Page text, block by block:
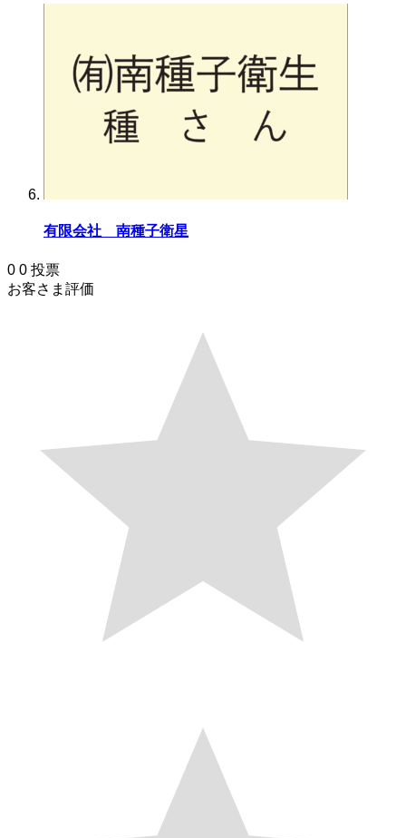
有限会社 南種子衛星
0 0 投票
お客さま評価